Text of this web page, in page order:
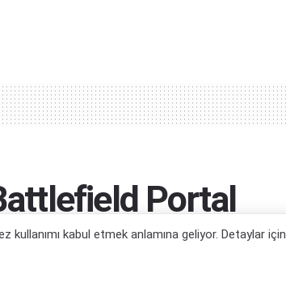
Portal
kabul etmek anlamına geliyor. Detaylar için